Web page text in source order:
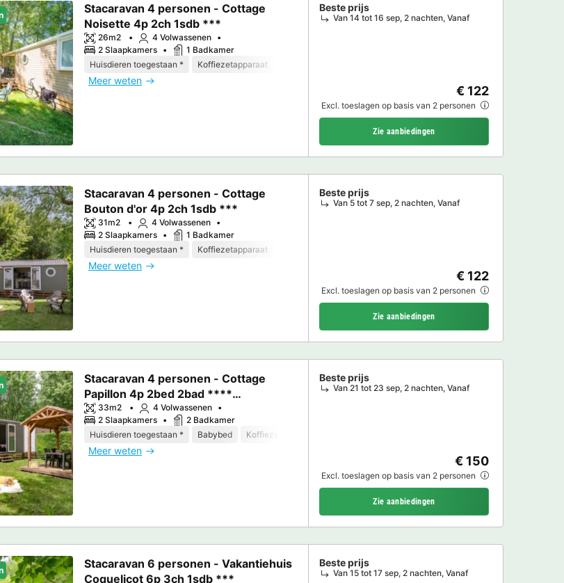
Stacaravan 4 personen - Cottage
Noisette 4p 2ch 1sdb ***
26m2
4 Volwassenen
2 Slaapkamers
1 Badkamer
Huisdieren toegestaan *
Koffiezetapparaat
Meer weten
Beste prijs
Van 14 tot 16 sep, 2 nachten, Vanaf
€ 122
Excl. toeslagen op basis van 2 personen
Zie aanbiedingen
Stacaravan 4 personen - Cottage
Bouton d'or 4p 2ch 1sdb ***
31m2
4 Volwassenen
2 Slaapkamers
1 Badkamer
Huisdieren toegestaan *
Koffiezetapparaat
Meer weten
Beste prijs
Van 5 tot 7 sep, 2 nachten, Vanaf
€ 122
Excl. toeslagen op basis van 2 personen
Zie aanbiedingen
Stacaravan 4 personen - Cottage
Papillon 4p 2bed 2bad ****
airconditioning
33m2
4 Volwassenen
2 Slaapkamers
2 Badkamer
Huisdieren toegestaan *
Babybed Koffiezetapparaat
Meer weten
Beste prijs
Van 21 tot 23 sep, 2 nachten, Vanaf
€ 150
Excl. toeslagen op basis van 2 personen
Zie aanbiedingen
Stacaravan 6 personen - Vakantiehuis
Coquelicot 6p 3ch 1sdb ***
Beste prijs
Van 15 tot 17 sep, 2 nachten, Vanaf